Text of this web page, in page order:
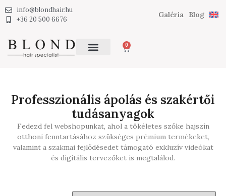
info@blondhair.hu
+36 20 500 6676
Galéria Blog
0
Professzionális ápolás és szakértői
tudásanyagok
Fedezd fel webshopunkat, ahol a tökéletes szőke hajszín
otthoni fenntartásához szükséges prémium termékeket,
valamint a szakmai fejlődésedet támogató exkluzív videókat
és digitális tervezőket is megtalálod.